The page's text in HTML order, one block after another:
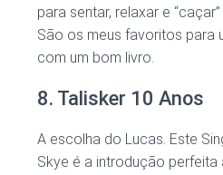
para sentar, relaxar e
São os meus favoritos para
com um bom livro.
8. Talisker 10 Anos
A escolha do Lucas. Este
Skye é a introdução